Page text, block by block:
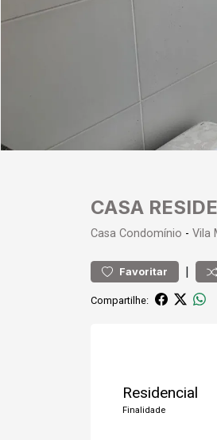
CASA
Casa Condomínio - Vila
Favoritar |
Compartilhe:
Residencial
Finalidade